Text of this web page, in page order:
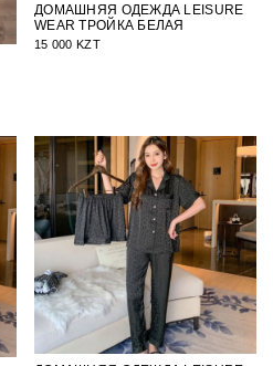
ДОМАШНЯЯ ОДЕЖДА LEISURE
WEAR ТРОЙКА БЕЛАЯ
15 000 KZT